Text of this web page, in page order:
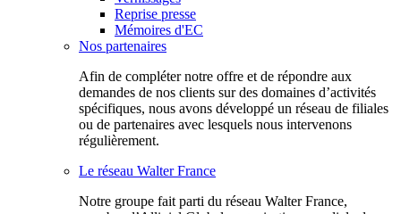
Reprise presse
Mémoires d'EC
Nos partenaires
Afin de compléter notre offre et de répondre aux
demandes de nos clients sur des domaines d’activités
spécifiques, nous avons développé un réseau de filiales
ou de partenaires avec lesquels nous intervenons
régulièrement.
Le réseau Walter France
Notr​e groupe fait parti du réseau Walter France,